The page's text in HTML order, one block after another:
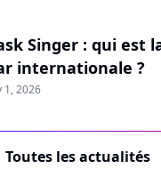
Singer : qui est
internationale ?
1, 2026
Toutes les actualités